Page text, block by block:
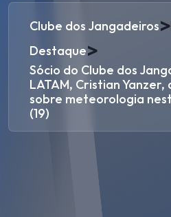
Clube dos Jangadeiros>
Destaque>
Sócio do Clube dos
LATAM, Cristian
sobre meteorologia
(19)